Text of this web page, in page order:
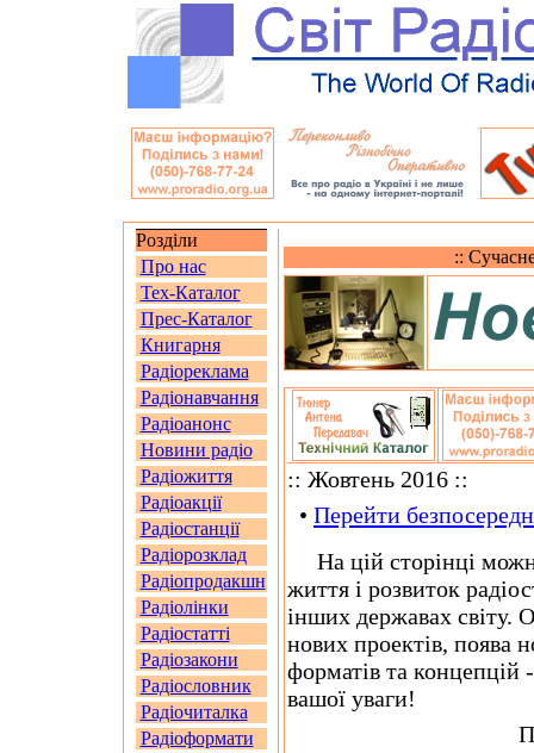
Розділи
Про нас
Тех-Каталог
Прес-Каталог
Книгарня
Радіореклама
Радіонавчання
Радіоанонс
Новини радіо
Радіожиття
Радіоакції
Радіостанції
Радіорозклад
Радіопродакшн
Радіолінки
Радіостатті
Радіозакони
Радіословник
Радіочиталка
Радіоформати
::
:: Жовтень 2016 ::
• Перейти
На цій сторінці
життя і розвиток
інших державах світу.
нових проектів, поява
форматів та концепцій
вашої уваги!